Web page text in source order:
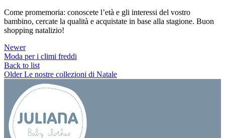
Come promemoria: conoscete l’età e gli interessi del vostro
bambino, cercate la qualità e acquistate in base alla stagione. Buon
shopping natalizio!
Newer
Moda per i climi freddi
Back to list
Older Le nostre collezioni di Natale